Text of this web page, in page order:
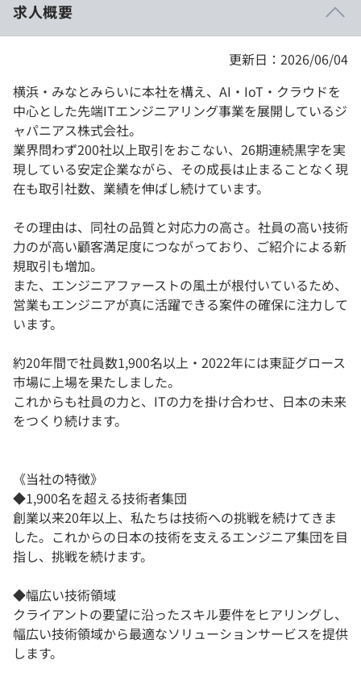
契約内容・クーポン
求人概要
更新日：2026/06/04
横浜・みなとみらいに本社を構え、AI・IoT・クラウドを
中心とした先端ITエンジニアリング事業を展開しているジ
ャパニアス株式会社。
業界問わず200社以上取引をおこない、26期連続黒字を実
現している安定企業ながら、その成長は止まることなく現
在も取引社数、業績を伸ばし続けています。
その理由は、同社の品質と対応力の高さ。社員の高い技術
力のが高い顧客満足度につながっており、ご紹介による新
規取引も増加。
また、エンジニアファーストの風土が根付いているため、
営業もエンジニアが真に活躍できる案件の確保に注力して
います。
約20年間で社員数1,900名以上・2022年には東証グロース
市場に上場を果たしました。
これからも社員の力と、ITの力を掛け合わせ、日本の未来
をつくり続けます。
《当社の特徴》
◆1,900名を超える技術者集団
創業以来20年以上、私たちは技術への挑戦を続けてきま
した。これからの日本の技術を支えるエンジニア集団を目
指し、挑戦を続けます。
◆幅広い技術領域
クライアントの要望に沿ったスキル要件をヒアリングし、
幅広い技術領域から最適なソリューションサービスを提供
します。